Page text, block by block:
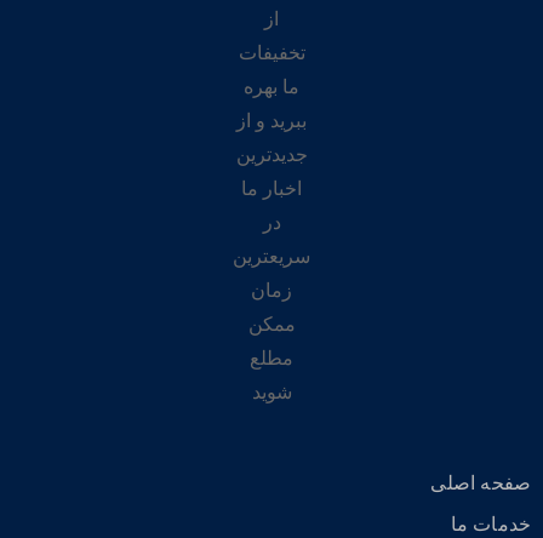
از
تخفیفات
ما بهره
ببرید و از
جدیدترین
اخبار ما
در
سریعترین
زمان
ممکن
مطلع
شوید
صفحه اصلی
خدمات ما